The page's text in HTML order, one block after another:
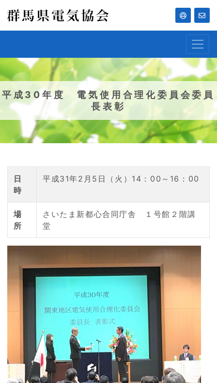
平成30年度 電気使用合理化委員会委員
長表彰
日
時
平成31年2月5日（火）14：00～16：00
場
所
さいたま新都心合同庁舎 １号館２階講
堂